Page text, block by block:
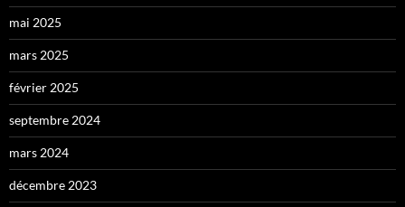
mai 2025
mars 2025
février 2025
septembre 2024
mars 2024
décembre 2023